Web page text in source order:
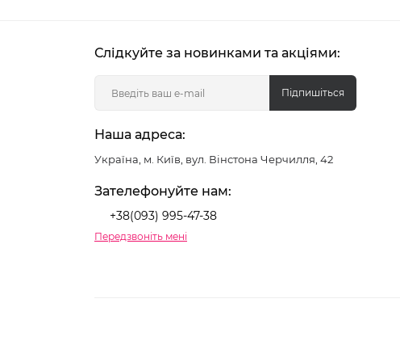
Слідкуйте за новинками та акціями:
Підпишіться
Наша адреса:
Україна, м. Київ, вул. Вінстона Черчилля, 42
Зателефонуйте нам:
+38(093) 995-47-38
Передзвоніть мені